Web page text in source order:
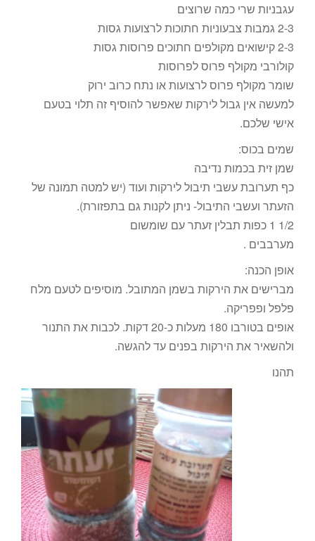
עגבניות שרי כמה שרוצים
2-3 גמבות צבעוניות חתוכות לרצועות גסות
2-3 קישואים מקולפים חתוכים פרוסות גסות
קולורבי מקולף פרוס לפרוסות
שומר מקולף פרוס לרצועות או נתח כרוב ירוק
למעשה אין גבול לירקות שאפשר להוסיף זה תלוי בטעם
אישי שלכם.
שמים בכוס:
שמן זית בכמות נדיבה
כף תערובת עשבי תיבול לירקות ועוד (יש למטה תמונה של
הזעתר ועשבי התיבול- ניתן לקנות גם בתפזורת).
1/2 1 כפות תבלין זעתר עם שומשום
מערבבים .
אופן הכנה:
מברישים את הירקות בשמן המתובל. מוסיפים לטעם מלח
פלפל ופפריקה.
אופים בטורבו 180 מעלות כ-20 דקות. לכבות את התנור
ולהשאיר את הירקות בפנים עד להגשה.
תהנו